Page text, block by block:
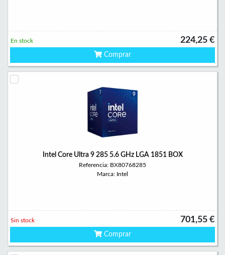
224,25 €
En stock
Comprar
Intel Core Ultra 9 285 5.6 GHz LGA 1851 BOX
Referencia: BX80768285
Marca: Intel
701,55 €
Sin stock
Comprar